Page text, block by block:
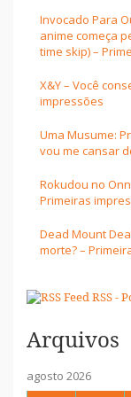
Invocado Para
anime começa
time skip) –
X&Y – Você
impressões
Uma Musume:
vou me cansar
Rokudou no
Primeiras
Dead Mount
morte? –
RSS -
Arquivos
agosto 2026